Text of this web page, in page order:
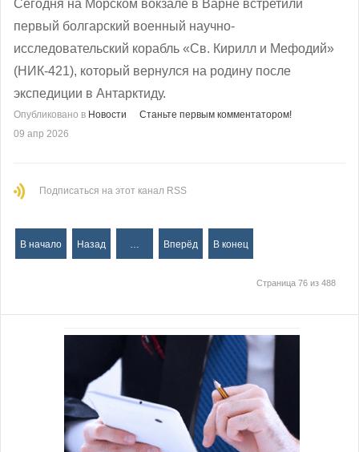
Сегодня на Морском вокзале в Варне встретили
первый болгарский военный научно-
исследовательский корабль «Св. Кирилл и Мефодий»
(НИК-421), который вернулся на родину после
экспедиции в Антарктиду.
Опубликовано в Новости
Станьте первым комментатором!
09 апр 2026
Подписаться на этот канал RSS
В начало Назад … Вперёд В конец
Страница 76 из 488